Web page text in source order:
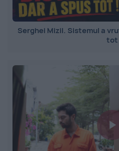
Serghei Mizil. Sistemul a
tot